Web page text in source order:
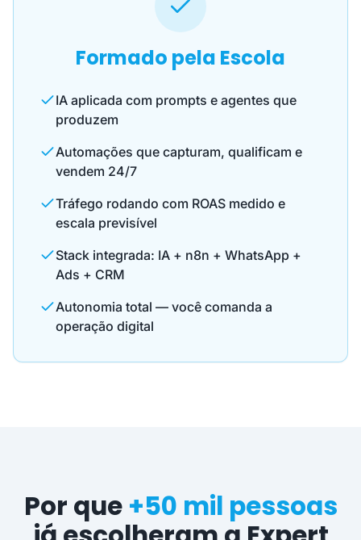
Formado pela Escola
IA aplicada com prompts e agentes que
produzem
Automações que capturam, qualificam e
vendem 24/7
Tráfego rodando com ROAS medido e
escala previsível
Stack integrada: IA + n8n + WhatsApp +
Ads + CRM
Autonomia total — você comanda a
operação digital
Por que +50 mil pessoas